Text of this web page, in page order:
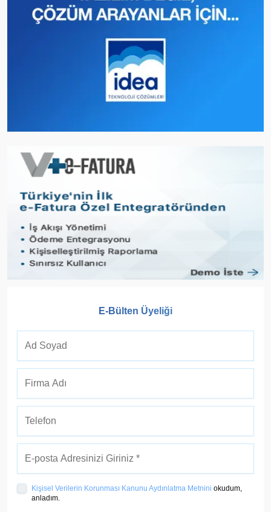
E-Bülten Üyeliği
Kişisel Verilerin Korunması Kanunu Aydınlatma Metnini okudum,
anladım.